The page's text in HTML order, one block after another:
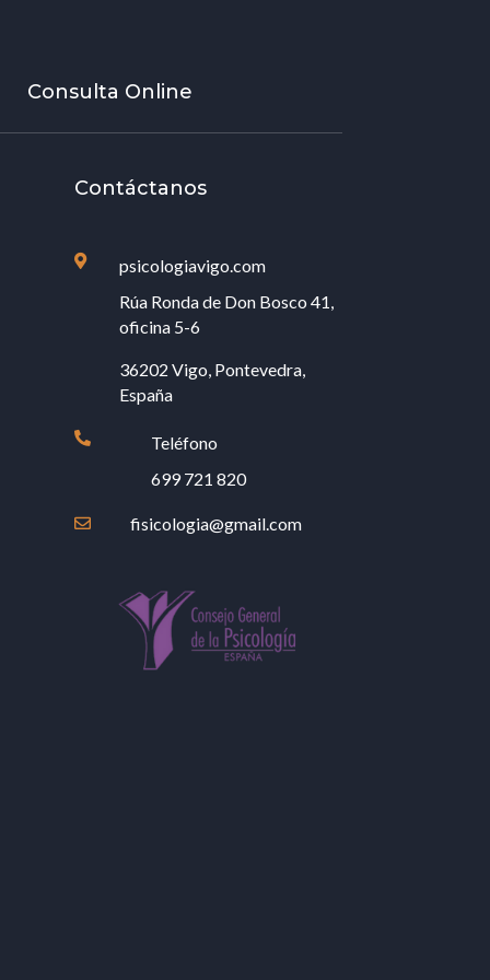
Consulta Online
Contáctanos

psicologiavigo.com
Rúa Ronda de Don Bosco 41,
oficina 5-6
36202 Vigo, Pontevedra,
España

Teléfono
699 721 820
 fisicologia@gmail.com